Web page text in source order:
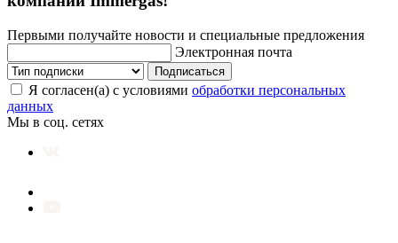
Первыми получайте новости и специальные предложения
Электронная почта
Подписаться
Я согласен(а) с условиями обработки персональных
данных
Мы в соц. сетях